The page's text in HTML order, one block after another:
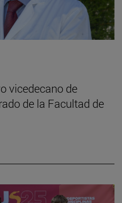
vicedecano de
de la Facultad de